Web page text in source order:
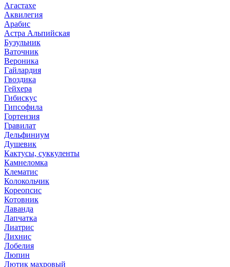
Агастахе
Аквилегия
Арабис
Астра Альпийская
Бузульник
Ваточник
Вероника
Гайлардия
Гвоздика
Гейхера
Гибискус
Гипсофила
Гортензия
Гравилат
Дельфиниум
Душевик
Кактусы, суккуленты
Камнеломка
Клематис
Колокольчик
Кореопсис
Котовник
Лаванда
Лапчатка
Лиатрис
Лихнис
Лобелия
Люпин
Лютик махровый